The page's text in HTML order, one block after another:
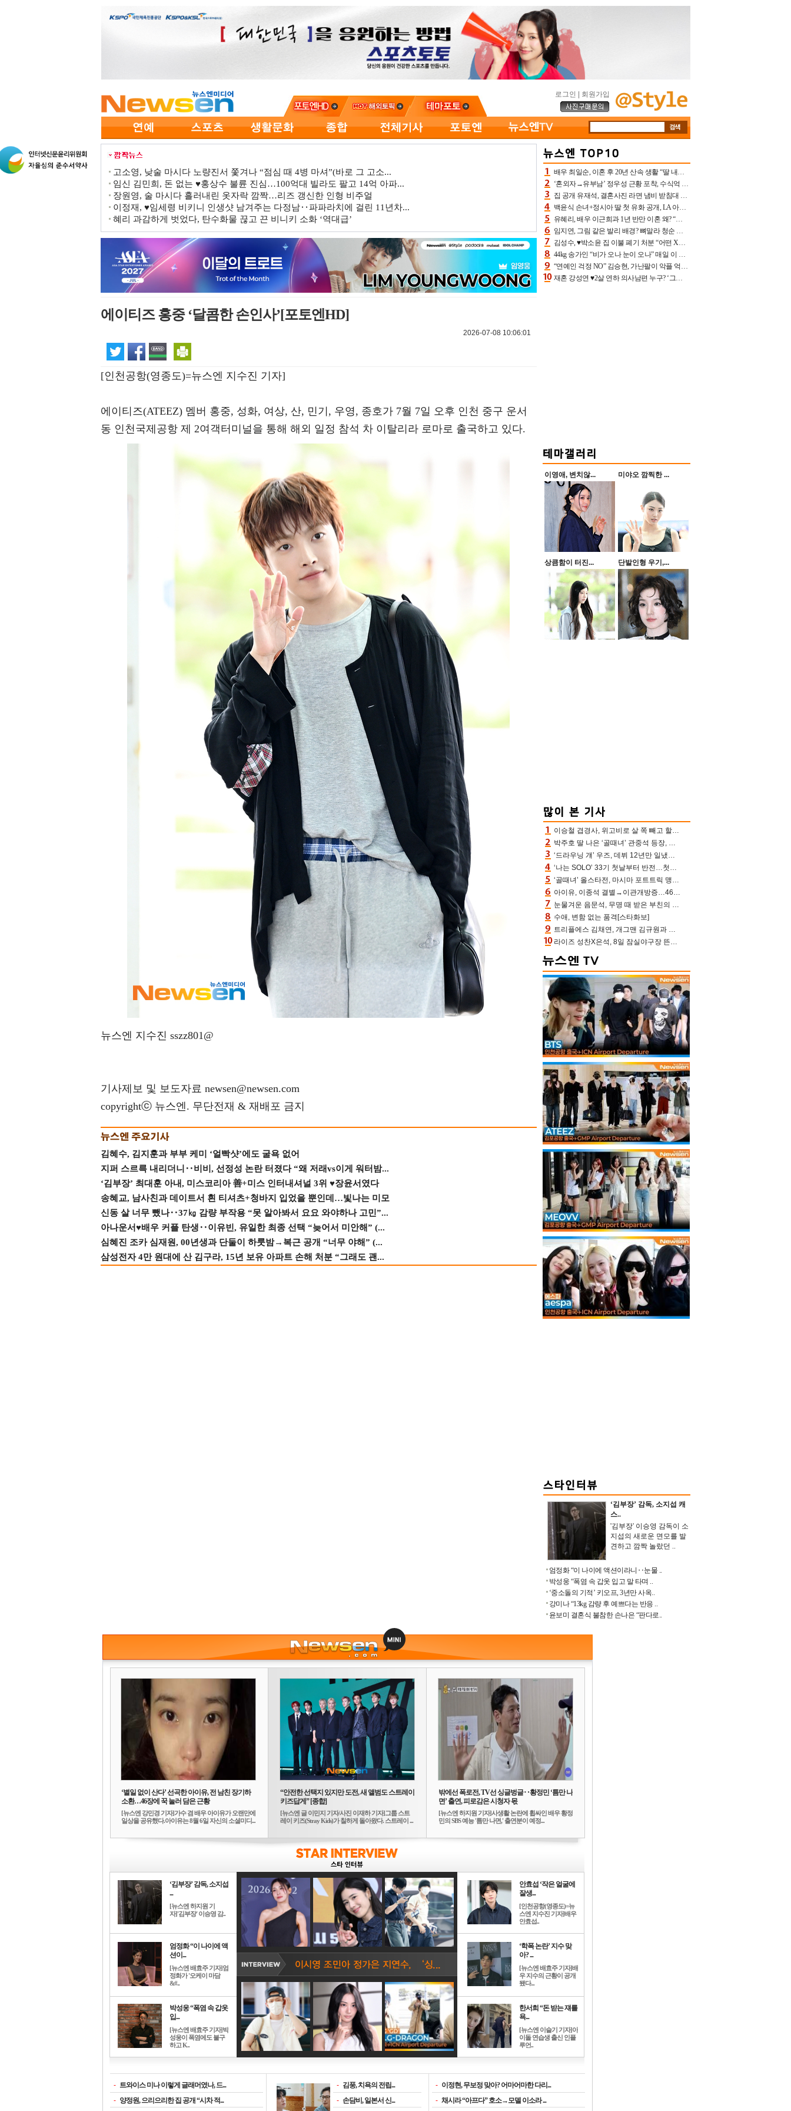
로그인 회원가입
고소영, 낮술 마시다 노량진서 쫓겨나 “점심 때 4병 마셔”(바로 그 고소...
임신 김민희, 돈 없는 ♥홍상수 불륜 진심…100억대 빌라도 팔고 14억 아파...
장원영, 술 마시다 흘러내린 옷자락 깜짝…리즈 갱신한 인형 비주얼
이정재, ♥임세령 비키니 인생샷 남겨주는 다정남‥파파라치에 걸린 11년차...
혜리 과감하게 벗었다, 탄수화물 끊고 끈 비니키 소화 ‘역대급’
에이티즈 홍중 ‘달콤한 손인사’[포토엔HD]
2026-07-08 10:06:01
[인천공항(영종도)=뉴스엔 지수진 기자]
에이티즈(ATEEZ) 멤버 홍중, 성화, 여상, 산, 민기, 우영, 종호가 7월 7일 오후 인천 중구 운서
동 인천국제공항 제 2여객터미널을 통해 해외 일정 참석 차 이탈리라 로마로 출국하고 있다.
뉴스엔 지수진 sszz801@
기사제보 및 보도자료 newsen@newsen.com
copyrightⓒ 뉴스엔. 무단전재 & 재배포 금지
김혜수, 김지훈과 부부 케미 ‘얼빡샷’에도 굴욕 없어
지퍼 스르륵 내리더니‥비비, 선정성 논란 터졌다 “왜 저래vs이게 워터밤...
‘김부장’ 최대훈 아내, 미스코리아 善+미스 인터내셔널 3위 ♥장윤서였다
송혜교, 남사친과 데이트서 흰 티셔츠+청바지 입었을 뿐인데…빛나는 미모
신동 살 너무 뺐나‥37㎏ 감량 부작용 “못 알아봐서 요요 와야하나 고민”...
아나운서♥배우 커플 탄생‥이유빈, 유일한 최종 선택 “늦어서 미안해” (...
심혜진 조카 심재원, 00년생과 단둘이 하룻밤→복근 공개 “너무 야해” (...
삼성전자 4만 원대에 산 김구라, 15년 보유 아파트 손해 처분 “그래도 괜...
배우 최일순, 이혼 후 20년 산속 생활 “딸 내가 버렸다고 원망‥맘 아파”(특종)[어제TV]
‘혼외자→유부남’ 정우성 근황 포착, 수식억 해킹 피해 후배 만났다 “존경하는”
집 공개 유재석, 결혼사진 라면 냄비 받침대 되고 분노‥가족사진도 피해(놀뭐)[어제TV]
백윤식 손녀+정시아 딸 첫 유화 공개, LA 아트쇼→서울국제조각페스타 작가다운 수준급 실력
유혜리, 배우 이근희과 1년 반만 이혼 왜? “식칼 꽂고 의자 던져” 충격 폭로(특종)[어제TV]
임지연, 그림 같은 발리 배경? 뼈말라 청순 비키니 핏에 상대 안 되네
김성수, ♥박소윤 집 이불 폐기 처분 “어떤 X이랑 썼을지 몰라” 질투(신랑수업2)[어제TV]
44kg 송가인 “비가 오나 눈이 오나” 매일 이 운동, 허벅지 근육량 상승+체지방 감소
“연예인 걱정 NO” 김승현, 가난팔이 악플 억울할만‥아내+딸과 日 여행
재혼 강성연 ♥2살 연하 의사남편 누구? ‘그알’ 자문의에 훈남 비주얼 초엘리트 스펙 [종합]
이영애, 변치않... 미야오 깜찍한 ...
상큼함이 터진... 단발인형 우기,...
이승철 겹경사, 위고비로 살 쪽 빼고 할아버지 된다‥마음으로 낳은 딸 임신 자랑(유퀴즈)
박주호 딸 나은 ‘골때녀’ 관중석 등장, 김민재 복제인간 보고 혼란 [결정적장면]
‘드라우닝 걔’ 우즈, 데뷔 12년만 일냈다…체조경기장 입성 확정
‘나는 SOLO’ 33기 첫날부터 반전…첫인상 0표 영호, 호감남 급부상
‘골때녀’ 올스타전, 마시마 포트트릭 맹추격전 5:4 골 잔치 ‘짜릿’ [어제TV]
아이유, 이종석 결별→이관개방증…46장 꽉 채운 유애나 ♥ “열심히 사는 중”
눈물겨운 음문석, 무명 때 받은 부친의 전재산→폐암 父 세상 떠나기 전 여행(유퀴즈)[어제TV]
수애, 변함 없는 품격[스타화보]
트리플에스 김채연, 개그맨 김규원과 함께 프리뷰쇼 진행 [포토엔HD]
라이즈 성찬X은석, 8일 잠실야구장 뜬다…시구 시타+특별공연까지
‘김부장’ 감독, 소지섭 캐
스..
'김부장' 이승영 감독이 소
지섭의 새로운 면모를 발
견하고 깜짝 놀랐던 ..
엄정화 “이 나이에 액션이라니‥눈물 ..
박성웅 “폭염 속 갑옷 입고 말 타며 ..
‘중소돌의 기적’ 키오프, 3년만 사옥..
강미나 “13kg 감량 후 예쁘다는 반응 ..
윤보미 결혼식 불참한 손나은 “판다로..
‘별일 없이 산다’ 선곡한 아이유, 전 남친 장기하
소환…46장에 꾹 눌러 담은 근황
[뉴스엔 강민경 기자]가수 겸 배우 아이유가 오랜만에
일상을 공유했다.아이유는 8월 6일 자신의 소셜미디...
“안전한 선택지 있지만 도전, 새 앨범도 스트레이
키즈답게” [종합]
[뉴스엔 글 이민지 기자/사진 이재하 기자]그룹 스트
레이 키즈(Stray Kids)가 칠하게 돌아왔다. 스트레이 ...
밖에선 폭로전, TV선 싱글벙글‥황정민 ‘틈만 나
면’ 출연, 피로감은 시청자 몫
[뉴스엔 하지원 기자]사생활 논란에 휩싸인 배우 황정
민의 SBS 예능 '틈만 나면,' 출연분이 예정...
‘김부장’ 감독, 소지섭
...
[뉴스엔 하지원 기
자]'김부장' 이승영 감..
엄정화 “이 나이에 액
션이...
[뉴스엔 배효주 기자]엄
정화가 '오케이 마담
&#..
박성웅 “폭염 속 갑옷
입...
[뉴스엔 배효주 기자]박
성웅이 폭염에도 불구
하고 K..
안효섭 ‘작은 얼굴에
잘생...
[인천공항(영종도)=뉴
스엔 지수진 기자]배우
안효섭..
‘학폭 논란’ 지수 맞
아? ...
[뉴스엔 배효주 기자]배
우 지수의 근황이 공개
됐다...
한서희 “돈 받는 쟤를
욕...
[뉴스엔 이슬기 기자]아
이돌 연습생 출신 인플
루언..
- 트와이스 미나 이렇게 글래머였나, 드...
- 양정원, 으리으리한 집 공개 “시차 적...
- 김풍, 치욕의 전립...
- 손담비, 일본서 신...
- 이정현, 무보정 맞아? 어마어마한 다리...
- 채시라 “아프다” 호소→모델 이소라 ...